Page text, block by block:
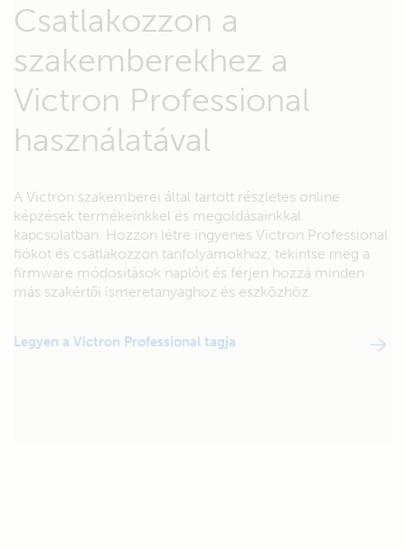
Csatlakozzon a
szakemberekhez a
Victron Professional
használatával
A Victron szakemberei által tartott részletes online
képzések termékeinkkel és megoldásainkkal
kapcsolatban. Hozzon létre ingyenes Victron Professional
fiókot és csatlakozzon tanfolyamokhoz, tekintse meg a
firmware módosítások naplóit és férjen hozzá minden
más szakértői ismeretanyaghoz és eszközhöz.
Legyen a Victron Professional tagja